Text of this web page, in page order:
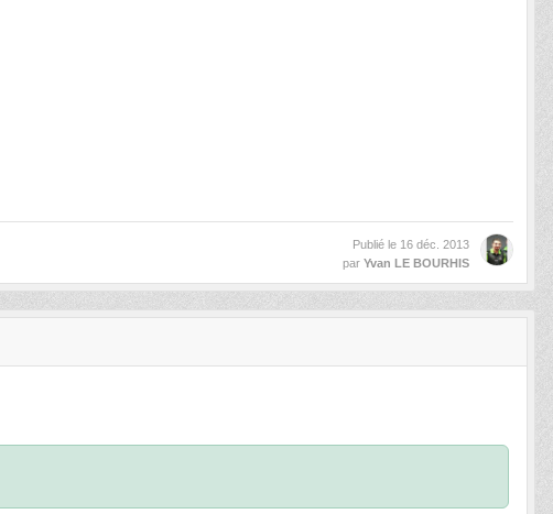
Publié le 16 déc. 2013
par Yvan LE BOURHIS